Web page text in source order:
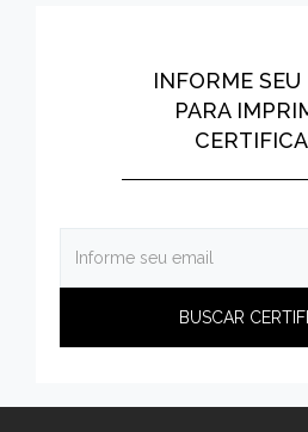
INFORME
PARA